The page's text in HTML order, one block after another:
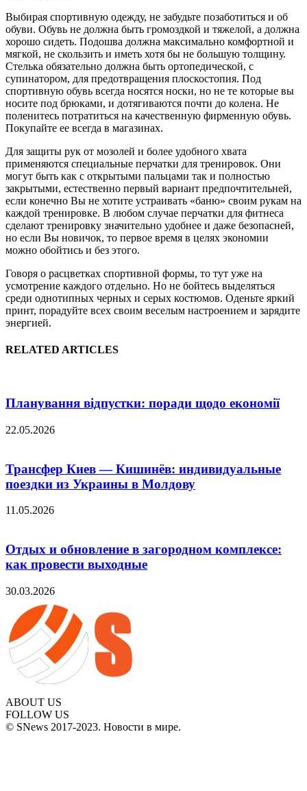
Выбирая спортивную одежду, не забудьте позаботиться и об
обуви. Обувь не должна быть громоздкой и тяжелой, а должна
хорошо сидеть. Подошва должна максимально комфортной и
мягкой, не скользить и иметь хотя бы не большую толщину.
Стелька обязательно должна быть ортопедической, с
супинатором, для предотвращения плоскостопия. Под
спортивную обувь всегда носятся носки, но не те которые вы
носите под брюками, и дотягиваются почти до колена. Не
поленитесь потратиться на качественную фирменную обувь.
Покупайте ее всегда в магазинах.
Для защиты рук от мозолей и более удобного хвата
применяются специальные перчатки для тренировок. Они
могут быть как с открытыми пальцами так и полностью
закрытыми, естественно первый вариант предпочтительней,
если конечно Вы не хотите устраивать «баню» своим рукам на
каждой тренировке. В любом случае перчатки для фитнеса
сделают тренировку значительно удобнее и даже безопасней,
но если Вы новичок, то первое время в целях экономии
можно обойтись и без этого.
Говоря о расцветках спортивной формы, то тут уже на
усмотрение каждого отдельно. Но не бойтесь выделяться
среди однотипных черных и серых костюмов. Оденьте яркий
принт, порадуйте всех своим веселым настроением и зарядите
энергией.
RELATED ARTICLES
Планування відпустки: поради щодо економії
22.05.2026
Трансфер Киев — Кишинёв: индивидуальные
поездки из Украины в Молдову
11.05.2026
Отдых и обновление в загородном комплексе:
как провести выходные
30.03.2026
ABOUT US
FOLLOW US
© SNews 2017-2023. Новости в мире.